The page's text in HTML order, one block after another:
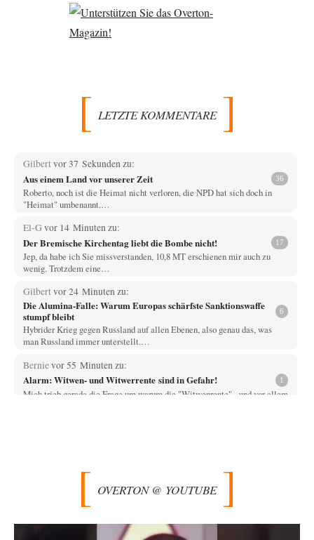
LETZTE KOMMENTARE
Gilbertvor 37 Sekunden zu:
Aus einem Land vor unserer Zeit 36
Roberto, noch ist die Heimat nicht verloren, die NPD hat sich doch in
"Heimat" umbenannt.…
El-Gvor 14 Minuten zu:
Der Bremische Kirchentag liebt die Bombe nicht! 17
Jep, da habe ich Sie missverstanden, 10,8 MT erschienen mir auch zu
wenig. Trotzdem eine…
Gilbertvor 24 Minuten zu:
Die Alumina-Falle: Warum Europas schärfste Sanktionswaffe
stumpf bleibt
6
Hybrider Krieg gegen Russland auf allen Ebenen, also genau das, was
man Russland immer unterstellt.…
Bernievor 55 Minuten zu:
Alarm: Witwen- und Witwerrente sind in Gefahr! 1
Mich trieb gerade die Frage um warum die "Witwenrente" - und vor allem
signorRossiSuchtDasGlückvor 1 Stunde zu:
Territoriale Neuordnung der Ukraine?
OVERTON @ YOUTUBE